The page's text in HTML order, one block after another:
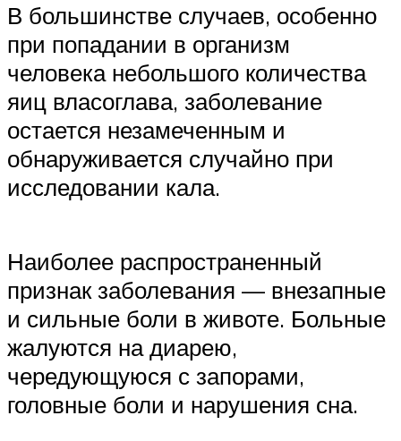
В большинстве случаев, особенно
при попадании в организм
человека небольшого количества
яиц власоглава, заболевание
остается незамеченным и
обнаруживается случайно при
исследовании кала.
Наиболее распространенный
признак заболевания — внезапные
и сильные боли в животе. Больные
жалуются на диарею,
чередующуюся с запорами,
головные боли и нарушения сна.